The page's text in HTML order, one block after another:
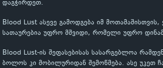
დაგჭირდეთ.
Blood Lust ასევე გამოდგება იმ
სათაურებია უფრო მშვიდი, რომელი უფრო
Blood Lust-ის შეფასებისას სასარგებლოა
ბოლოს კი მობილურიდან შემოწმება. ასე უკეთ